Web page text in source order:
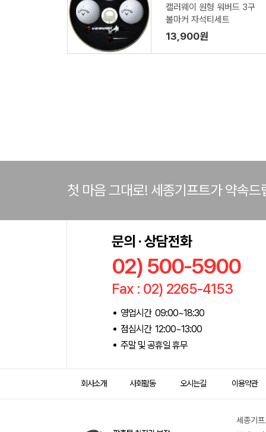
캘러웨이 원형 워버드 3구
볼마커 자석티세트
13,900원
첫 마음 그대로! 세종기프트가 약속드
문의 · 상담전화
02) 500-5900
Fax : 02) 2265-4153
영업시간 09:00~18:30
점심시간 12:00~13:00
주말 및 공휴일 휴무
회사소개 사회활동 오시는길 이용약관
세종기